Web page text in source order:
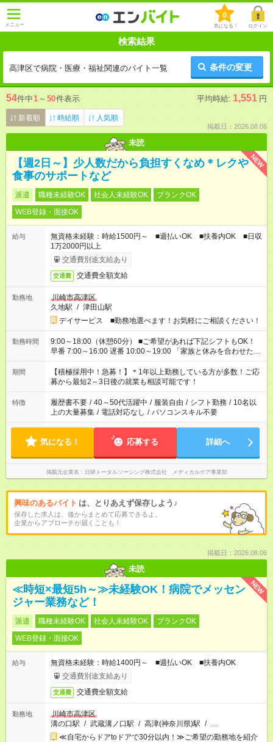
メニュー
0
気になる！ ログイン
検索結果
高津区で病院・医療・福祉関連のバイト一覧 条件の変更
54件中1 ～ 50件表示 平均時給: 1,551 円
新着順 時給順 人気順
掲載日：2026.08.06
未読
NEW
【週2日～】少人数だから負担すくなめ＊レクや
食事のサポートなど
派遣 職種未経験OK 社会人未経験OK
ブランクOK
WEB登録・面接OK
給与
無資格未経験：時給1500円～ ■週払いOK ■扶養内OK ■日収
1万2000円以上
交通費別途支給あり
交通費 交通費全額支給
勤務地
川崎市高津区
久地駅 / 津田山駅
デイサービス ■勤務地選べます！お気軽にご相談ください！
勤務時間
9:00～18:00（休憩60分） ■ご希望があれば下記シフトもOK！
早番 7:00～16:00 遅番 10:00～19:00 「家族と休みを合わせた
い」 「余裕を持って夕飯の準備がしたい」 「できれば残業はし
たくない」 など、ご希望を教えてくださいね。 ※Wワーク希望
の方へ 今ご覧のお仕事で希望する勤務時間と、もう1つのお仕事
の勤務時間。 合計で週40時間を超える場合は応募できません。
期間
【積極採用中！急募！】＊1年以上勤務している方が多数！ご応
募から最短2～3日後の就業も相談可能です！
特徴 履歴書不要 / 40～50代活躍中 / 服装自由 / シフト勤務 / 10名以
上の大量募集 / 電話対応なし / パソコンスキル不要
気になる！ 応募する 詳細へ
掲載元企業名 日研トータルソーシング株式会社 メディカルケア事業部
興味のあるバイト は、とりあえず保存しよう♪
保存した求人は、後からまとめて応募できるよ。
企業からアプローチが届くことも！
掲載日：2026.08.06
未読
NEW
≪時短×最短5h～≫未経験OK！病院でメッセン
ジャー業務など！
派遣 職種未経験OK 社会人未経験OK
ブランクOK
WEB登録・面接OK
給与
無資格未経験：時給1400円～ ■週払いOK ■扶養内OK
交通費別途支給あり
交通費 交通費全額支給
勤務地
川崎市高津区
溝の口駅 / 武蔵溝ノ口駅 / 高津(神奈川県)駅 / …
≪自宅からドアtoドアで30分以内！≫ご希望の勤務地を紹介